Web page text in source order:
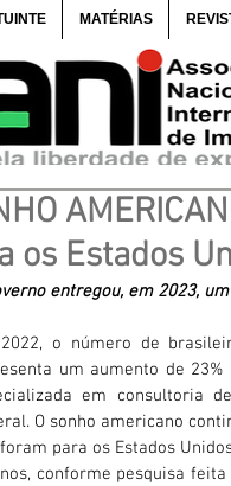
MATÉRIAS
os Estados
entregou, em 2023,
o número de
um aumento de
em consultoria
O sonho americano
para os Estados
conforme pesquisa